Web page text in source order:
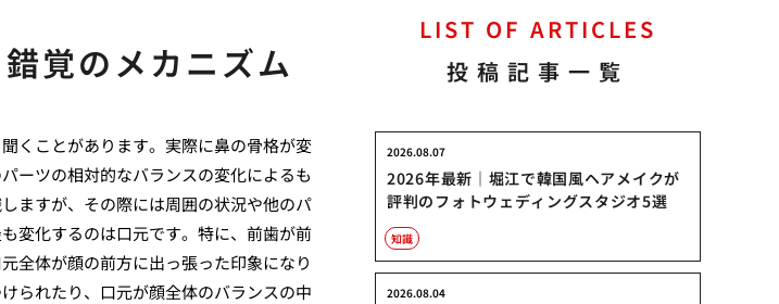
覚のメカニズム
くことがあります。実際に鼻の骨格が変
ーツの相対的なバランスの変化によるも
ますが、その際には周囲の状況や他のパ
変化するのは口元です。特に、前歯が前
全体が顔の前方に出っ張った印象になり
られたり、口元が顔全体のバランスの中
LIST OF ARTICLES
投稿記事一覧
2026年最新｜堀江で韓国風ヘアメイクが
評判のフォトウェディングスタジオ5選
2026.08.07
知識
2026.08.04